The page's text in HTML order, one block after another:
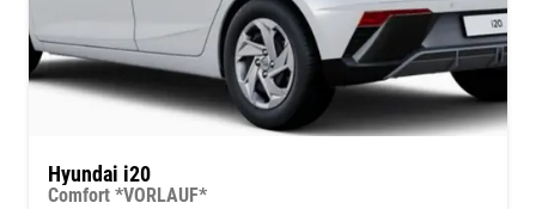
Hyundai i20
Comfort *VORLAUF*